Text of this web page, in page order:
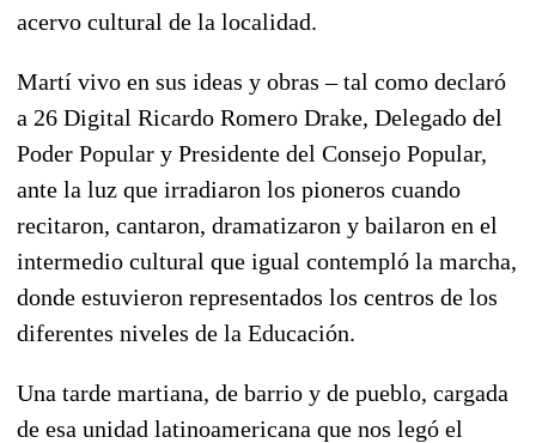
acervo cultural de la localidad.
Martí vivo en sus ideas y obras – tal como declaró
a 26 Digital Ricardo Romero Drake, Delegado del
Poder Popular y Presidente del Consejo Popular,
ante la luz que irradiaron los pioneros cuando
recitaron, cantaron, dramatizaron y bailaron en el
intermedio cultural que igual contempló la marcha,
donde estuvieron representados los centros de los
diferentes niveles de la Educación.
Una tarde martiana, de barrio y de pueblo, cargada
de esa unidad latinoamericana que nos legó el